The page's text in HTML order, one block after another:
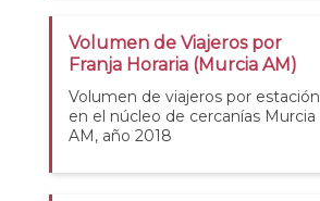
Volumen de Viajeros por
Franja Horaria (Murcia AM)
Volumen de viajeros por estación
en el núcleo de cercanías Murcia
AM, año 2018